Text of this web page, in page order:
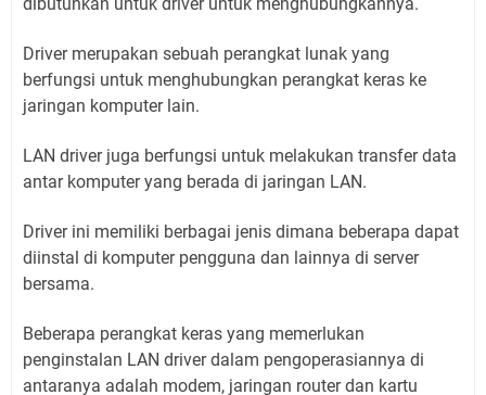
Driver merupakan sebuah perangkat lunak yang
berfungsi untuk menghubungkan perangkat keras ke
jaringan komputer lain.
LAN driver juga berfungsi untuk melakukan transfer data
antar komputer yang berada di jaringan LAN.
Driver ini memiliki berbagai jenis dimana beberapa dapat
diinstal di komputer pengguna dan lainnya di server
bersama.
Beberapa perangkat keras yang memerlukan
penginstalan LAN driver dalam pengoperasiannya di
antaranya adalah modem, jaringan router dan kartu